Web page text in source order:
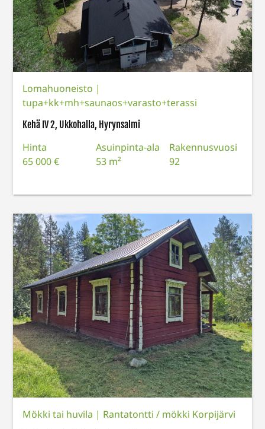
Lomahuoneisto |
tupa+kk+mh+saunaos+varasto+terassi
Kehä IV 2, Ukkohalla, Hyrynsalmi
Hinta
65 000 €
Asuinpinta-ala
53 m²
Rakennusvuosi
92
Mökki tai huvila | Rantatontti / mökki Korpijärvi